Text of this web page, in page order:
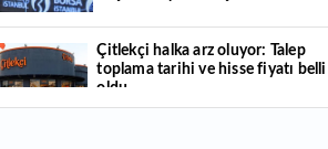
paylarının tamamını devralıyor
Turizmcilerin yüzünü güldüren hareketlilik:
bölgeye canlılık getirdi
Çitlekçi halka arz oluyor: Talep
toplama tarihi ve hisse fiyatı belli
oldu